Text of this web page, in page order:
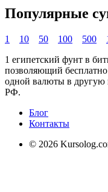
Популярные
1 10 50 100 500
1 египетский фунт в
позволяющий
одной валюты в другую
РФ.
Блог
Контакты
© 2026